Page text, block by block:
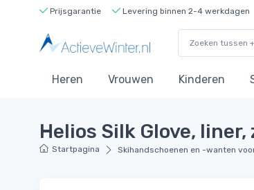
Prijsgarantie Levering binnen 2-4 werkdagen
Heren Vrouwen Kinderen
Helios Silk Glove,
Startpagina Skihandschoenen en -wanten